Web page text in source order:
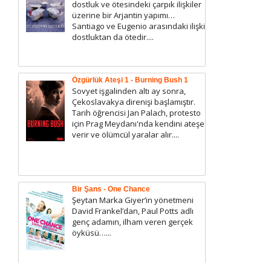
dostluk ve ötesindeki çarpık ilişkiler
üzerine bir Arjantin yapımı…
Santiago ve Eugenio arasındaki ilişki
dostluktan da ötedir....
Özgürlük Ateşi 1 - Burning Bush 1
Sovyet işgalinden altı ay sonra,
Çekoslavakya direnişi başlamıştır.
Tarih öğrencisi Jan Palach, protesto
için Prag Meydanı'nda kendini ateşe
verir ve ölümcül yaralar alır....
Bir Şans - One Chance
Şeytan Marka Giyer’in yönetmeni
David Frankel’dan, Paul Potts adlı
genç adamın, ilham veren gerçek
öyküsü…...